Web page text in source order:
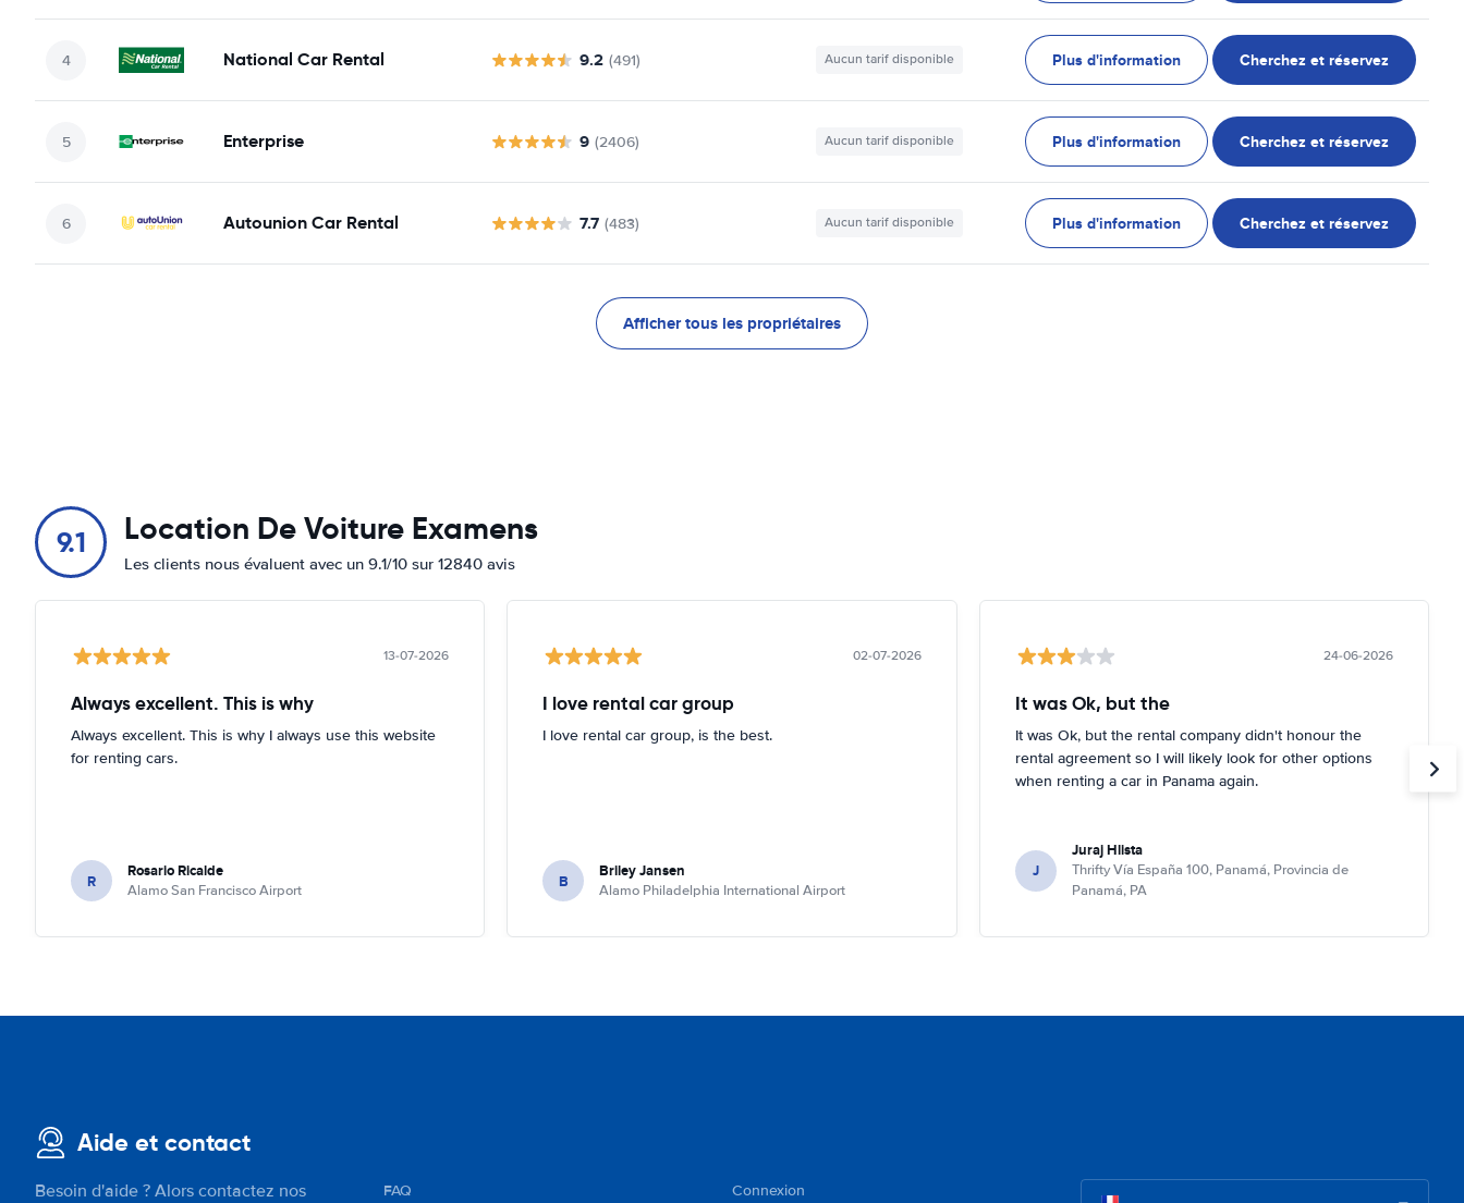
National Car Rental 9.2 (491) Aucun tarif disponible Plus d'information Cherchez et réservez
Enterprise 9 (2406) Aucun tarif disponible Plus d'information Cherchez et réservez
Autounion Car Rental 7.7 (483) Aucun tarif disponible Plus d'information Cherchez et réservez
Afficher tous les propriétaires
9.1 Location De Voiture Examens
Les clients nous évaluent avec un 9.1/10 sur 12840 avis
13-07-2026
Always excellent. This is why
Always excellent. This is why I always use this website
for renting cars.
R Rosario Ricalde
Alamo San Francisco Airport
02-07-2026
I love rental car group
I love rental car group, is the best.
B Briley Jansen
Alamo Philadelphia International Airport
24-06-2026
It was Ok, but the
It was Ok, but the rental company didn't honour the
rental agreement so I will likely look for other options
when renting a car in Panama again.
J
Juraj Hlista
Thrifty Vía España 100, Panamá, Provincia de
Panamá, PA
Aide et contact
Besoin d'aide ? Alors contactez nos FAQ Connexion